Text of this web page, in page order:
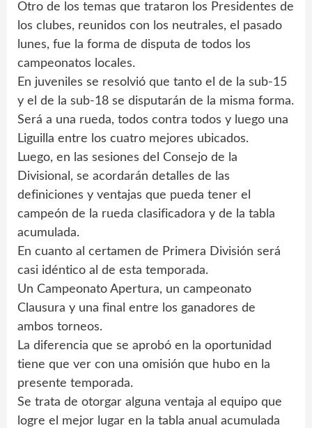
Otro de los temas que trataron los Presidentes de
los clubes, reunidos con los neutrales, el pasado
lunes, fue la forma de disputa de todos los
campeonatos locales.
En juveniles se resolvió que tanto el de la sub-15
y el de la sub-18 se disputarán de la misma forma.
Será a una rueda, todos contra todos y luego una
Liguilla entre los cuatro mejores ubicados.
Luego, en las sesiones del Consejo de la
Divisional, se acordarán detalles de las
definiciones y ventajas que pueda tener el
campeón de la rueda clasificadora y de la tabla
acumulada.
En cuanto al certamen de Primera División será
casi idéntico al de esta temporada.
Un Campeonato Apertura, un campeonato
Clausura y una final entre los ganadores de
ambos torneos.
La diferencia que se aprobó en la oportunidad
tiene que ver con una omisión que hubo en la
presente temporada.
Se trata de otorgar alguna ventaja al equipo que
logre el mejor lugar en la tabla anual acumulada